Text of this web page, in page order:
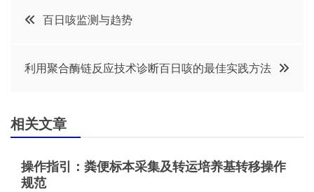
文
航
百日咳监测与趋势
利用聚合酶链反应技术诊断百日咳的最佳实践方法
相关文章
操作指引：粪便标本采集及转运培养基转移操作
规范